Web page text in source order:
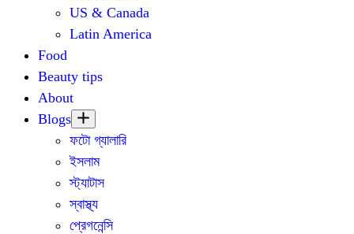
US & Canada
Latin America
Food
Beauty tips
About
Blogs
ফটো গ্যালারি
ইসলাম
স্ট্যাটাস
স্বাস্থ্য
প্রেগনেন্সি